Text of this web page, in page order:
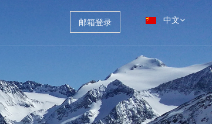
中文
邮箱登录